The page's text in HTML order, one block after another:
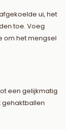
ui, het
toe. Voeg
om het mengsel
een gelijkmatig
gehaktballen